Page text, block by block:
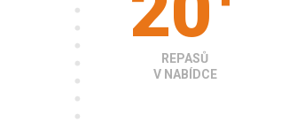
REPASŮ
V NABÍDCE